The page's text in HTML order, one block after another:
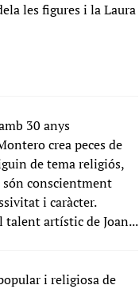
les figures i la Laura
30 anys
crea peces de
de tema religiós,
conscientment
i caràcter.
talent artístic de Joan...
i religiosa de